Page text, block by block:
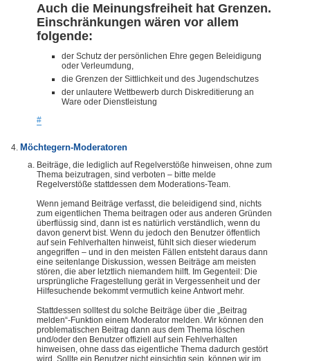
Auch die Meinungsfreiheit hat Grenzen.
Einschränkungen wären vor allem
folgende:
der Schutz der persönlichen Ehre gegen Beleidigung
oder Verleumdung,
die Grenzen der Sittlichkeit und des Jugendschutzes
der unlautere Wettbewerb durch Diskreditierung an
Ware oder Dienstleistung
#
Möchtegern-Moderatoren
Beiträge, die lediglich auf Regelverstöße hinweisen, ohne zum
Thema beizutragen, sind verboten – bitte melde
Regelverstöße stattdessen dem Moderations-Team.
Wenn jemand Beiträge verfasst, die beleidigend sind, nichts
zum eigentlichen Thema beitragen oder aus anderen Gründen
überflüssig sind, dann ist es natürlich verständlich, wenn du
davon genervt bist. Wenn du jedoch den Benutzer öffentlich
auf sein Fehlverhalten hinweist, fühlt sich dieser wiederum
angegriffen – und in den meisten Fällen entsteht daraus dann
eine seitenlange Diskussion, wessen Beiträge am meisten
stören, die aber letztlich niemandem hilft. Im Gegenteil: Die
ursprüngliche Fragestellung gerät in Vergessenheit und der
Hilfesuchende bekommt vermutlich keine Antwort mehr.
Stattdessen solltest du solche Beiträge über die „Beitrag
melden“-Funktion einem Moderator melden. Wir können den
problematischen Beitrag dann aus dem Thema löschen
und/oder den Benutzer offiziell auf sein Fehlverhalten
hinweisen, ohne dass das eigentliche Thema dadurch gestört
wird. Sollte ein Benutzer nicht einsichtig sein, können wir im